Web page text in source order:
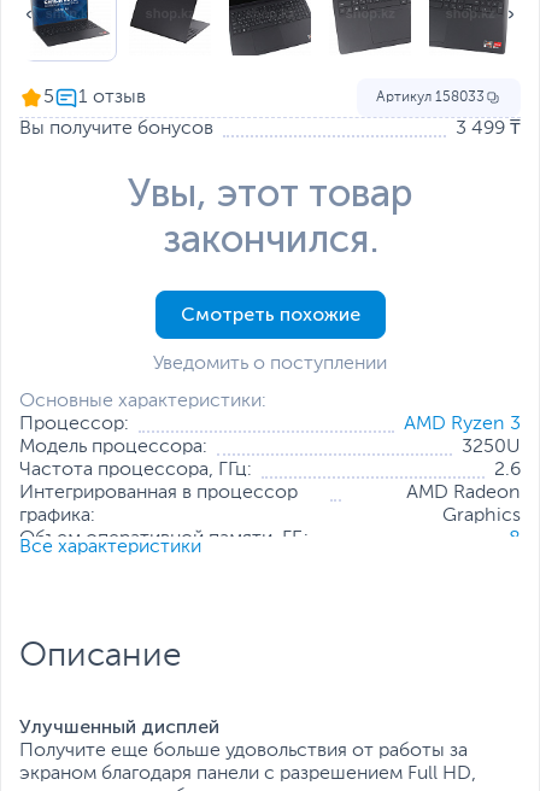
Основные характеристики:
Процессор:
AMD Ryzen 3
Модель процессора:
3250U
Частота процессора, ГГц:
2.6
Интегрированная в процессор
графика:
AMD Radeon
Graphics
Объем оперативной памяти, ГБ:
8
Диагональ экрана, дюйм:
Все характеристики
Все характеристики
5 Артикул 158033
Вы получите бонусов 3 499 ₸
Увы, этот товар
закончился.
Смотреть похожие
Уведомить о поступлении
Описание
Улучшенный дисплей
Получите еще больше удовольствия от работы за
экраном благодаря панели с разрешением Full HD,